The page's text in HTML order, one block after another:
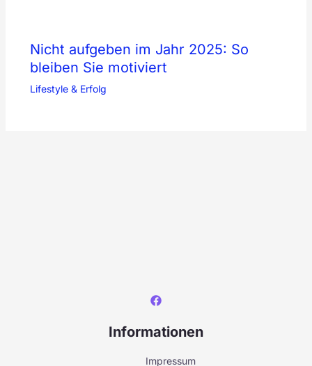
Nicht aufgeben im Jahr 2025: So
bleiben Sie motiviert
Lifestyle & Erfolg
Informationen
Impressum